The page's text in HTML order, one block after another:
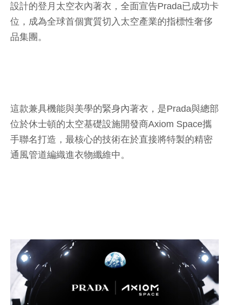
設計的登月太空衣內著衣，全面宣告Prada已成功卡
位，成為全球首個實質切入太空產業的指標性奢侈
品集團。
這款兼具機能與美學的緊身內著衣，是Prada與總部
位於休士頓的太空基礎設施開發商Axiom Space攜
手聯名打造，最核心的技術在於直接將特製的精密
通風管道編織進衣物纖維中。